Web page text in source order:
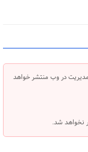
در وب منتشر خواهد
نخواهد شد.